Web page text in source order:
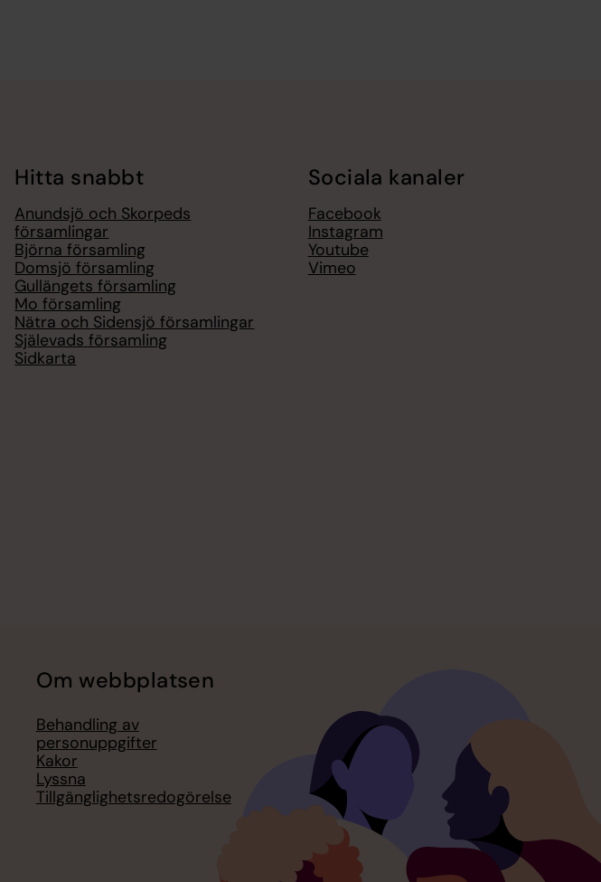
Hitta snabbt
Anundsjö och Skorpeds
församlingar
Björna församling
Domsjö församling
Gullängets församling
Mo församling
Nätra och Sidensjö församlingar
Själevads församling
Sidkarta
Sociala kanaler
Facebook
Instagram
Youtube
Vimeo
Om webbplatsen
Behandling av
personuppgifter
Kakor
Lyssna
Tillgänglighetsredogörelse